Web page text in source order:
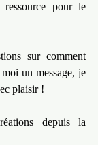
pour le
sur comment
un message, je
plaisir !
depuis la